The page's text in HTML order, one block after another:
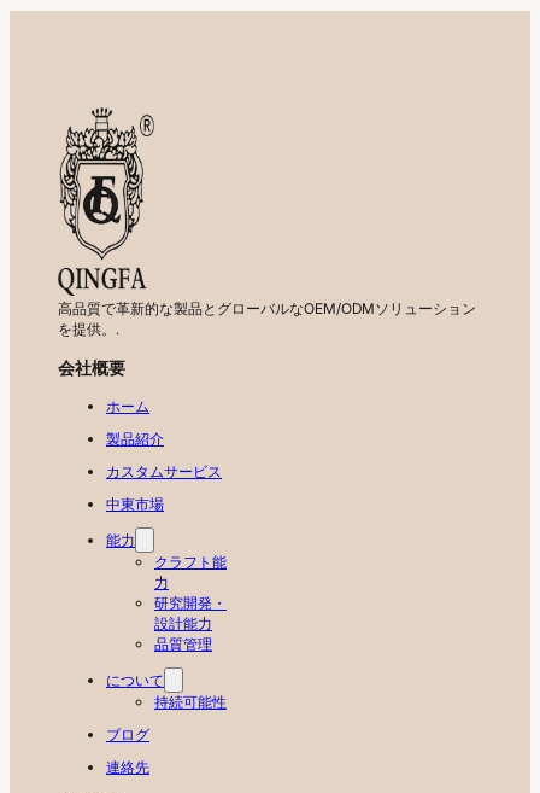
高品質で革新的な製品とグローバルなOEM/ODMソリューション
を提供。.
会社概要
ホーム
製品紹介
カスタムサービス
中東市場
能力
クラフト能
力
研究開発・
設計能力
品質管理
について
持続可能性
ブログ
連絡先